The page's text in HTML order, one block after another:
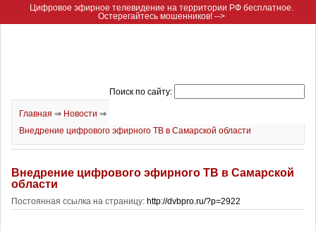
Цифровое эфирное телевидение на территории РФ бесплатное.
Остерегайтесь мошенников! -->
Поиск по сайту:
Главная ⇒ Новости ⇒
Внедрение цифрового эфирного ТВ в Самарской области
Внедрение цифрового эфирного ТВ в Самарской
области
Постоянная ссылка на страницу: http://dvbpro.ru/?p=2922